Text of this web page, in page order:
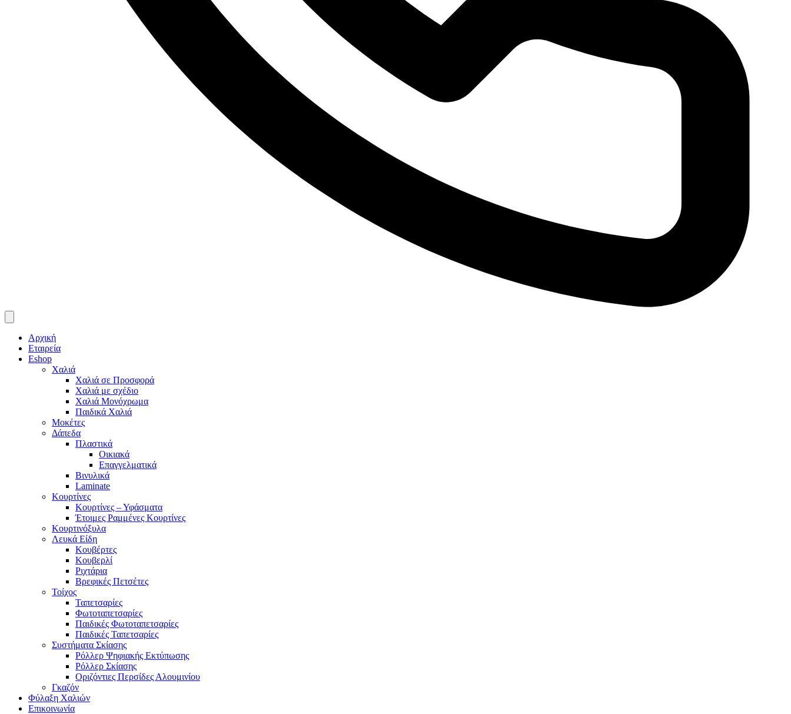
Αρχική
Εταιρεία
Eshop
Χαλιά
Χαλιά σε Προσφορά
Χαλιά με σχέδιο
Χαλιά Μονόχρωμα
Παιδικά Χαλιά
Μοκέτες
Δάπεδα
Πλαστικά
Οικιακά
Επαγγελματικά
Βινυλικά
Laminate
Κουρτίνες
Κουρτίνες – Υφάσματα
Έτοιμες Ραμμένες Κουρτίνες
Κουρτινόξυλα
Λευκά Είδη
Κουβέρτες
Κουβερλί
Ριχτάρια
Βρεφικές Πετσέτες
Τοίχος
Ταπετσαρίες
Φωτοταπετσαρίες
Παιδικές Φωτοταπετσαρίες
Παιδικές Ταπετσαρίες
Συστήματα Σκίασης
Ρόλλερ Ψηφιακής Εκτύπωσης
Ρόλλερ Σκίασης
Οριζόντιες Περσίδες Αλουμινίου
Γκαζόν
Φύλαξη Χαλιών
Επικοινωνία